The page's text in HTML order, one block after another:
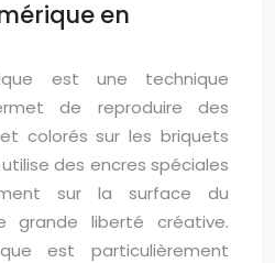
en
est une technique
de reproduire des
colorés sur les briquets
des encres spéciales
sur la surface du
grande liberté créative.
est particulièrement